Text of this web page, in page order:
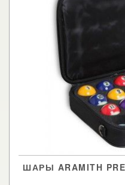
ШАРЫ ARAMITH